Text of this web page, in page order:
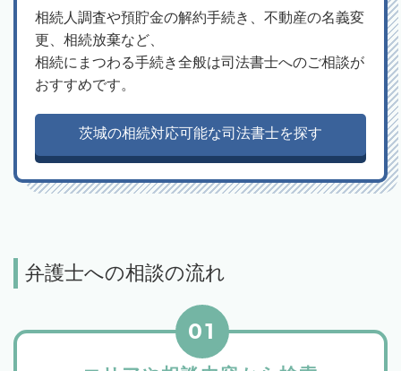
相続人調査や預貯金の解約手続き、不動産の名義変
更、相続放棄など、
相続にまつわる手続き全般は司法書士へのご相談が
おすすめです。
茨城の相続対応可能な司法書士を探す
弁護士への相談の流れ
01